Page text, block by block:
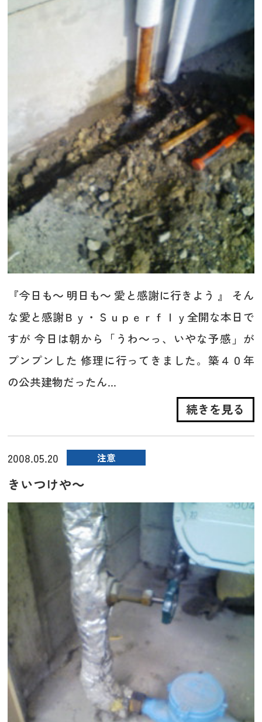
『今日も～ 明日も～ 愛と感謝に行きよう 』 そん
な愛と感謝Ｂｙ・Ｓｕｐｅｒｆｌｙ全開な本日で
すが 今日は朝から「うわ～っ、いやな予感」が
プンプンした 修理に行ってきました。築４０年
の公共建物だったん...
続きを見る
2008.05.20 注意
きいつけや～